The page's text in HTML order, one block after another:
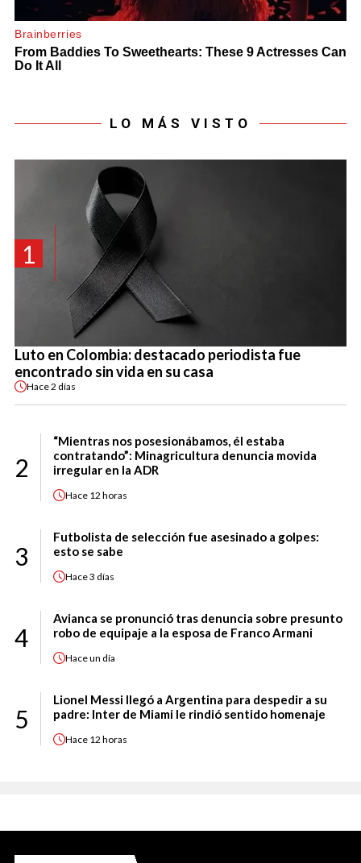
LO MÁS VISTO
1
Luto en Colombia: destacado periodista fue
encontrado sin vida en su casa
Hace2 días
2
“Mientras nos posesionábamos, él estaba
contratando”: Minagricultura denuncia movida
irregular en la ADR
Hace 12 horas
3
Futbolista de selección fue asesinado a golpes:
esto se sabe
Hace3 días
4
Avianca se pronunció tras denuncia sobre presunto
robo de equipaje a la esposa de Franco Armani
Haceun día
5
Lionel Messi llegó a Argentina para despedir a su
padre: Inter de Miami le rindió sentido homenaje
Hace 12 horas